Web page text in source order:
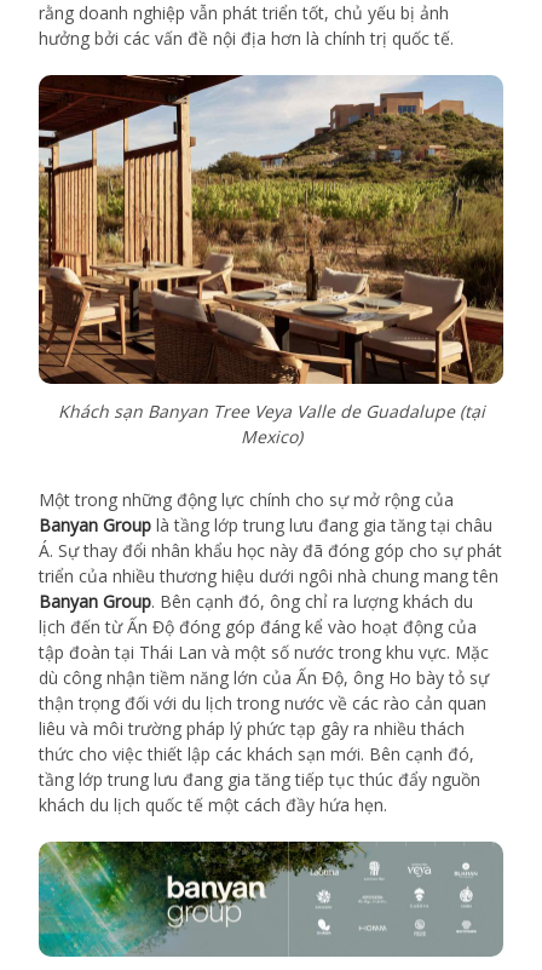
rằng doanh nghiệp vẫn phát triển tốt, chủ yếu bị ảnh
hưởng bởi các vấn đề nội địa hơn là chính trị quốc tế.
Khách sạn Banyan Tree Veya Valle de Guadalupe (tại
Mexico)
Một trong những động lực chính cho sự mở rộng của
Banyan Group là tầng lớp trung lưu đang gia tăng tại châu
Á. Sự thay đổi nhân khẩu học này đã đóng góp cho sự phát
triển của nhiều thương hiệu dưới ngôi nhà chung mang tên
Banyan Group. Bên cạnh đó, ông chỉ ra lượng khách du
lịch đến từ Ấn Độ đóng góp đáng kể vào hoạt động của
tập đoàn tại Thái Lan và một số nước trong khu vực. Mặc
dù công nhận tiềm năng lớn của Ấn Độ, ông Ho bày tỏ sự
thận trọng đối với du lịch trong nước về các rào cản quan
liêu và môi trường pháp lý phức tạp gây ra nhiều thách
thức cho việc thiết lập các khách sạn mới. Bên cạnh đó,
tầng lớp trung lưu đang gia tăng tiếp tục thúc đẩy nguồn
khách du lịch quốc tế một cách đầy hứa hẹn.